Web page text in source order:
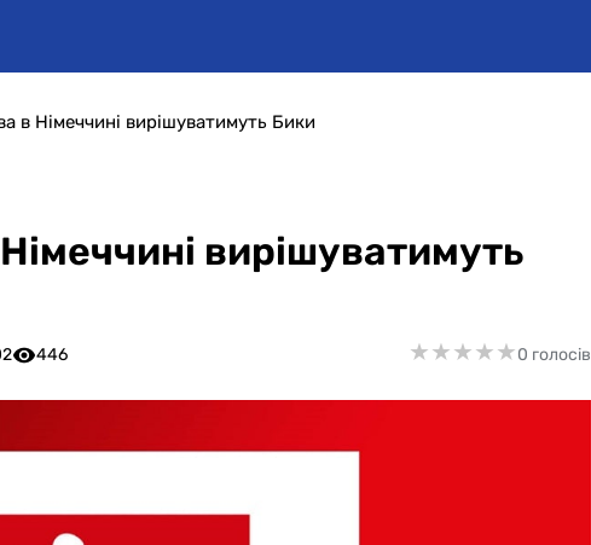
в Німеччині вирішуватимуть Бики
вирішуватимуть
446 ★★★★★
★★★★★0 голосів